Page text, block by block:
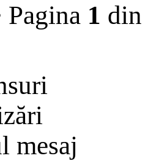
Pagina 1 din
mesaj